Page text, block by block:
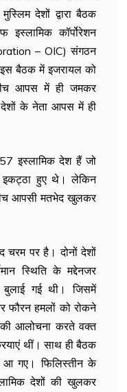
देशों द्वारा बैठक
कॉर्पोरेशन
– OIC) संगठन
इस बैठक में इजरायल को
आपस में ही जमकर
के नेता आपस में ही
इस्लामिक देश हैं जो
हुए थे। लेकिन
आपसी मतभेद खुलकर
चरम पर है। दोनों देशों
स्थिति के मद्देनजर
गई थी। जिसमें
फौरन हमलों को रोकने
आलोचना करते वक्त
थीं। साथ ही बैठक
आ गए। फिलिस्तीन के
देशों की खुलकर